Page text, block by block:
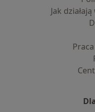
Jak
Praca